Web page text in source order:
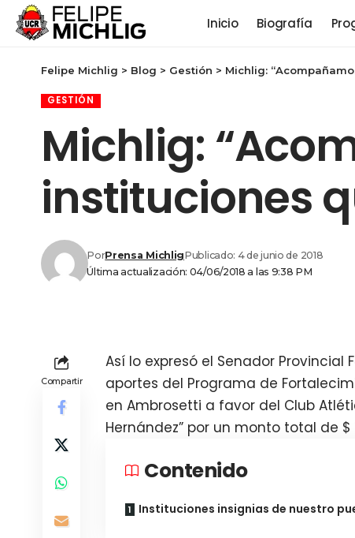
Inicio Biografía
Felipe Michlig > Blog > Gestión > Michlig:
GESTIÓN
Michlig:
instituciones
Última actualización: 04/06/2018 a las 9:38 PM
PorPrensa MichligPublicado: 4 de junio de 2018
Compartir
Así lo expresó el Senador
aportes del Programa de
en Ambrosetti a favor del Club
Hernández” por un monto total de $
Contenido
Instituciones insignias de nuestro